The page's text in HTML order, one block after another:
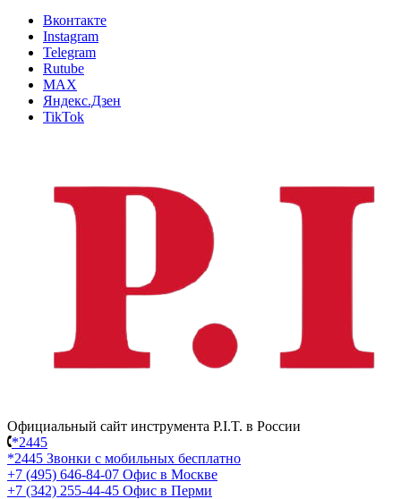
Вконтакте
Instagram
Telegram
Rutube
MAX
Яндекс.Дзен
TikTok
Официальный сайт инструмента P.I.T. в России
*2445
*2445 Звонки с мобильных бесплатно
+7 (495) 646-84-07 Офис в Москве
+7 (342) 255-44-45 Офис в Перми